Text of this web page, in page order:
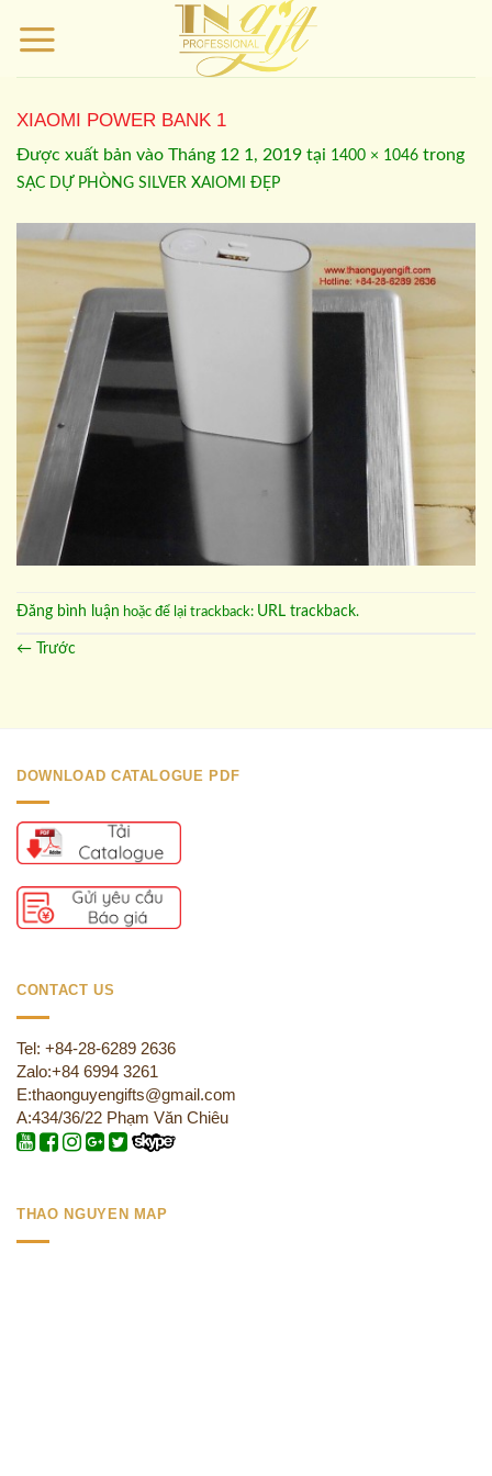
qua
XIAOMI POWER BANK 1
Được xuất bản vào Tháng 12 1, 2019 tại 1400 × 1046 trong
SẠC DỰ PHÒNG SILVER XAIOMI ĐẸP
Đăng bình luận hoặc để lại trackback: URL trackback.
← Trước
DOWNLOAD CATALOGUE PDF
CONTACT US
Tel: +84-28-6289 2636
Zalo:+84 6994 3261
E:thaonguyengifts@gmail.com
A:434/36/22 Phạm Văn Chiêu
THAO NGUYEN MAP